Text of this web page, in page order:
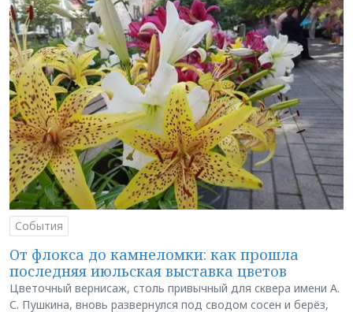
События
От флокса до камнеломки: как прошла
последняя июльская выставка цветов
Цветочный вернисаж, столь привычный для сквера имени А.
С. Пушкина, вновь развернулся под сводом сосен и берёз,